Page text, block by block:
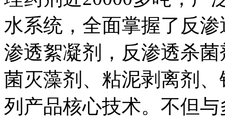
水系统，全面掌握了反
渗透絮凝剂，反渗透杀
菌灭藻剂、粘泥剥离剂
列产品核心技术。不但